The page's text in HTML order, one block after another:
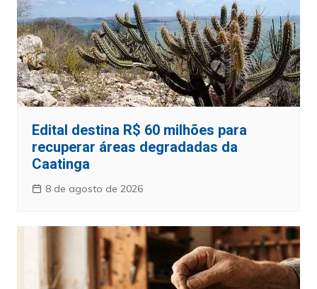
Edital destina R$ 60 milhões para
recuperar áreas degradadas da
Caatinga
8 de agosto de 2026